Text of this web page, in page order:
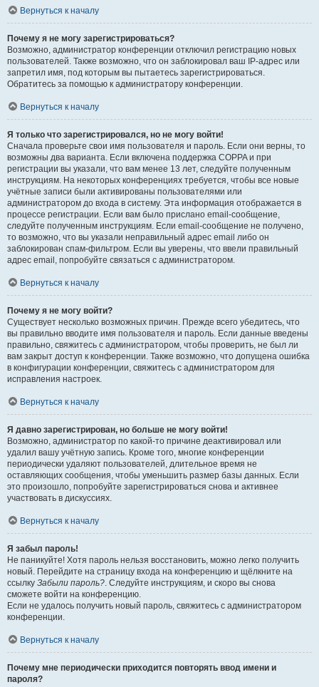
Вернуться к началу
Почему я не могу зарегистрироваться?
Возможно, администратор конференции отключил регистрацию новых
пользователей. Также возможно, что он заблокировал ваш IP-адрес или
запретил имя, под которым вы пытаетесь зарегистрироваться.
Обратитесь за помощью к администратору конференции.
Вернуться к началу
Я только что зарегистрировался, но не могу войти!
Сначала проверьте свои имя пользователя и пароль. Если они верны, то
возможны два варианта. Если включена поддержка COPPA и при
регистрации вы указали, что вам менее 13 лет, следуйте полученным
инструкциям. На некоторых конференциях требуется, чтобы все новые
учётные записи были активированы пользователями или
администратором до входа в систему. Эта информация отображается в
процессе регистрации. Если вам было прислано email-сообщение,
следуйте полученным инструкциям. Если email-сообщение не получено,
то возможно, что вы указали неправильный адрес email либо он
заблокирован спам-фильтром. Если вы уверены, что ввели правильный
адрес email, попробуйте связаться с администратором.
Вернуться к началу
Почему я не могу войти?
Существует несколько возможных причин. Прежде всего убедитесь, что
вы правильно вводите имя пользователя и пароль. Если данные введены
правильно, свяжитесь с администратором, чтобы проверить, не был ли
вам закрыт доступ к конференции. Также возможно, что допущена ошибка
в конфигурации конференции, свяжитесь с администратором для
исправления настроек.
Вернуться к началу
Я давно зарегистрирован, но больше не могу войти!
Возможно, администратор по какой-то причине деактивировал или
удалил вашу учётную запись. Кроме того, многие конференции
периодически удаляют пользователей, длительное время не
оставляющих сообщения, чтобы уменьшить размер базы данных. Если
это произошло, попробуйте зарегистрироваться снова и активнее
участвовать в дискуссиях.
Вернуться к началу
Я забыл пароль!
Не паникуйте! Хотя пароль нельзя восстановить, можно легко получить
новый. Перейдите на страницу входа на конференцию и щёлкните на
ссылку Забыли пароль?. Следуйте инструкциям, и скоро вы снова
сможете войти на конференцию.
Если не удалось получить новый пароль, свяжитесь с администратором
конференции.
Вернуться к началу
Почему мне периодически приходится повторять ввод имени и
пароля?